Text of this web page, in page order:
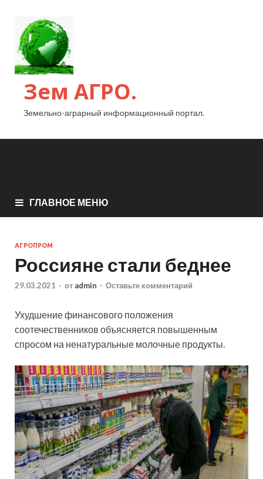
Зем АГРО.
Земельно-аграрный информационный портал.
ГЛАВНОЕ МЕНЮ
АГРОПРОМ
Россияне стали беднее
29.03.2021 - от admin - Оставьте комментарий
Ухудшение финансового положения
соотечественников объясняется повышенным
спросом на ненатуральные молочные продукты.